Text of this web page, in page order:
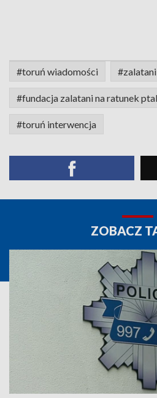
#toruń wiadomości
#fundacja zalatani na ratunek
#toruń interwencja
ZOBACZ